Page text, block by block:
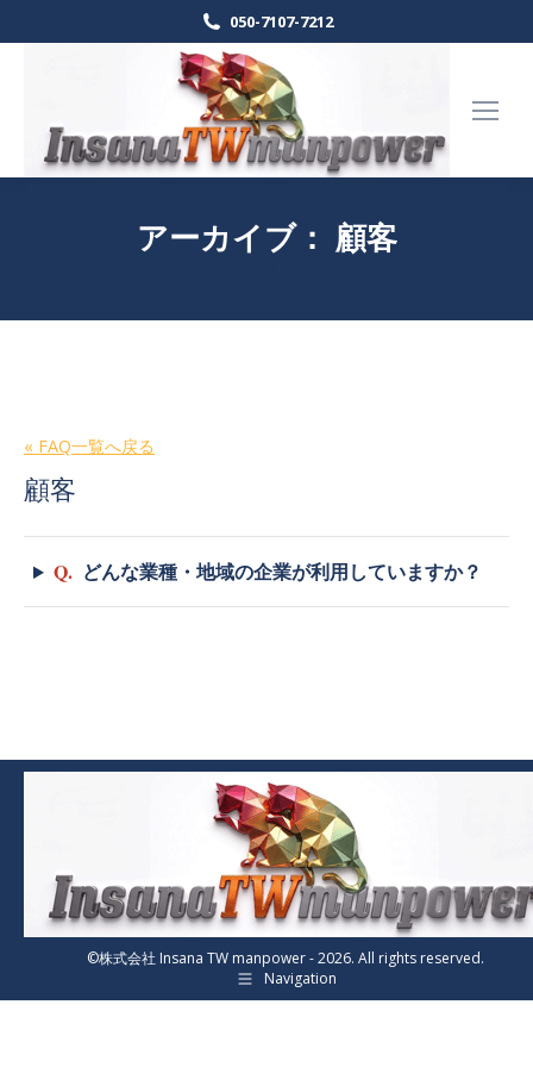
050-7107-7212
アーカイブ： 顧客
« FAQ一覧へ戻る
顧客
Q. どんな業種・地域の企業が利用していますか？
©株式会社 Insana TW manpower - 2026. All rights reserved.
Navigation